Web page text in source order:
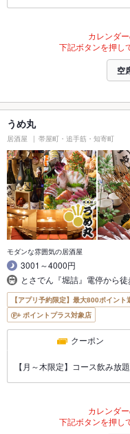
カレンダ
下記ボタンを押し
空
うめ丸
居酒屋 帯屋町・追手筋・知寄町
モダンな雰囲気の居酒屋
3001～4000円
とさでん『堀詰』電停から
【アプリ予約限定】最大800ポイント
ポイントプラス対象店
クーポン
【月～木限定】コース飲み
カレンダ
下記ボタンを押し